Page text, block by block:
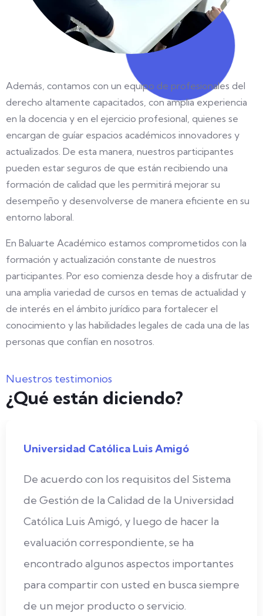
Además, contamos con un equipo de profesionales del
derecho altamente capacitados, con amplia experiencia
en la docencia y en el ejercicio profesional, quienes se
encargan de guíar espacios académicos innovadores y
actualizados. De esta manera, nuestros participantes
pueden estar seguros de que están recibiendo una
formación de calidad que les permitirá mejorar su
desempeño y desenvolverse de manera eficiente en su
entorno laboral.
En Baluarte Académico estamos comprometidos con la
formación y actualización constante de nuestros
participantes. Por eso comienza desde hoy a disfrutar de
una amplia variedad de cursos en temas de actualidad y
de interés en el ámbito jurídico para fortalecer el
conocimiento y las habilidades legales de cada una de las
personas que confían en nosotros.
Nuestros testimonios
¿Qué están diciendo?
Universidad Católica Luis Amigó
De acuerdo con los requisitos del Sistema
de Gestión de la Calidad de la Universidad
Católica Luis Amigó, y luego de hacer la
evaluación correspondiente, se ha
encontrado algunos aspectos importantes
para compartir con usted en busca siempre
de un mejor producto o servicio.